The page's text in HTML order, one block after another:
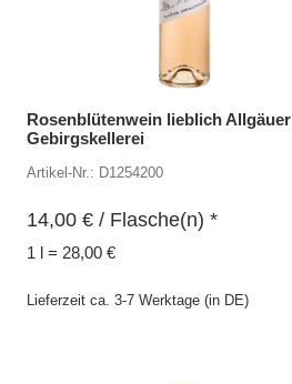
Rosenblütenwein lieblich Allgäuer
Gebirgskellerei
Artikel-Nr.: D1254200
14,00 € / Flasche(n) *
1 l = 28,00 €
Lieferzeit ca. 3-7 Werktage (in DE)